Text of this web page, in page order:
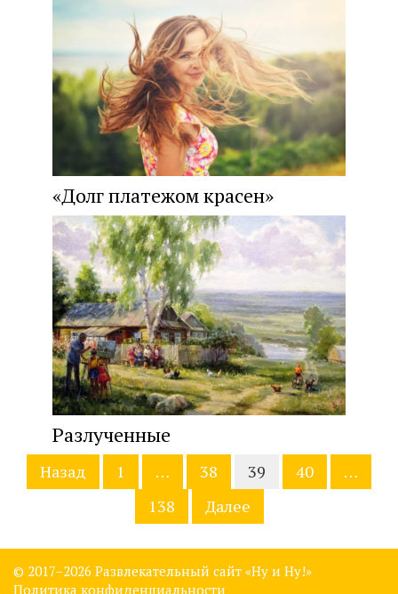
«Долг платежом красен»
Разлученные
Навигация
Назад 1 … 38 39 40
…
138
Далее
© 2017–2026 Развлекательный сайт «Ну и Ну!»
Политика конфиденциальности